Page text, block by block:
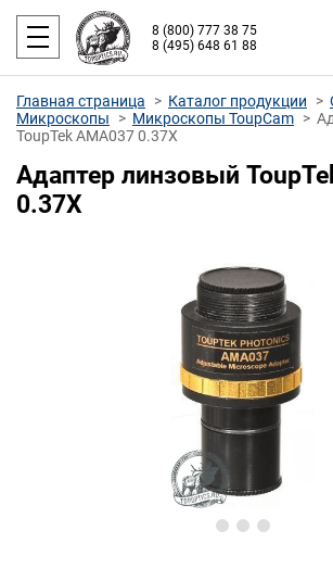
8 (800) 777 38 75
8 (495) 648 61 88
Главная страница Каталог продукции
Микроскопы
Микроскопы ToupCam
ToupTek AMA037 0.37X
Адаптер линзовый
0.37X